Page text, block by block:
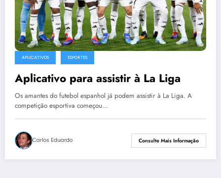
APLICATIVOS ESPORTES
Aplicativo para assistir à La Liga
Os amantes do futebol espanhol já podem assistir à La Liga. A
competição esportiva começou…
Carlos Eduardo Consulte Mais Informação